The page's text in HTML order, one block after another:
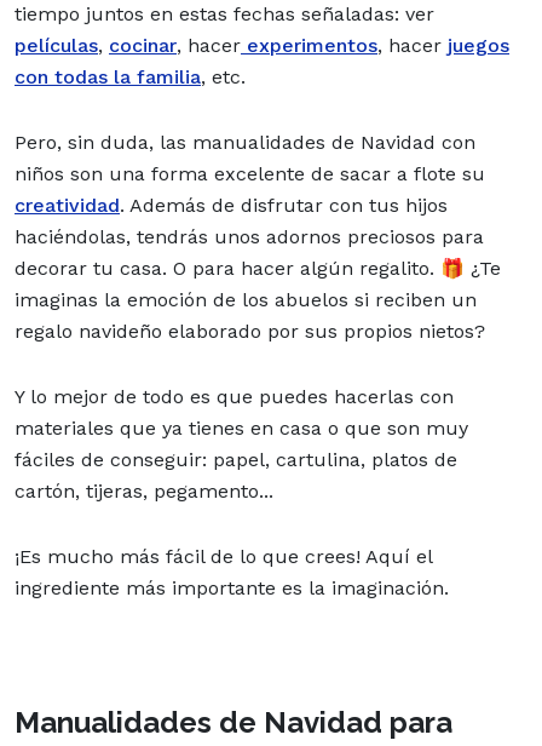
tiempo juntos en estas fechas señaladas: ver
películas, cocinar, hacer experimentos, hacer juegos
con todas la familia, etc.
Pero, sin duda, las manualidades de Navidad con
niños son una forma excelente de sacar a flote su
creatividad. Además de disfrutar con tus hijos
haciéndolas, tendrás unos adornos preciosos para
decorar tu casa. O para hacer algún regalito. 🎁 ¿Te
imaginas la emoción de los abuelos si reciben un
regalo navideño elaborado por sus propios nietos?
Y lo mejor de todo es que puedes hacerlas con
materiales que ya tienes en casa o que son muy
fáciles de conseguir: papel, cartulina, platos de
cartón, tijeras, pegamento...
¡Es mucho más fácil de lo que crees! Aquí el
ingrediente más importante es la imaginación.
Manualidades de Navidad para